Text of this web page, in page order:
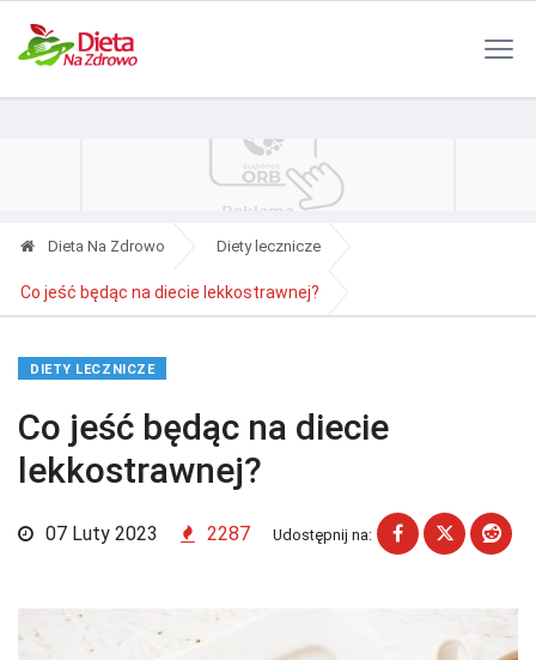
Dieta Na Zdrowo Diety lecznicze
Co jeść będąc na diecie lekkostrawnej?
DIETY LECZNICZE
Co jeść będąc na diecie
lekkostrawnej?
07 Luty 2023 2287 Udostępnij na: